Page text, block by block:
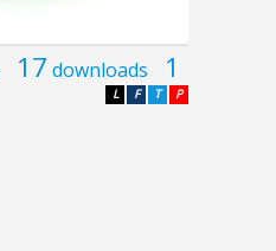
17 downloads 1
P
T
F
L